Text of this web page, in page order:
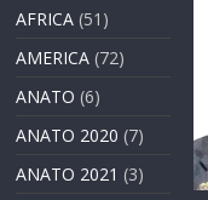
AFRICA (51)
AMERICA (72)
ANATO (6)
ANATO 2020 (7)
ANATO 2021 (3)